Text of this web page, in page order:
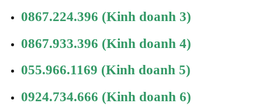
0867.224.396 (Kinh doanh 3)
0867.933.396 (Kinh doanh 4)
055.966.1169 (Kinh doanh 5)
0924.734.666 (Kinh doanh 6)